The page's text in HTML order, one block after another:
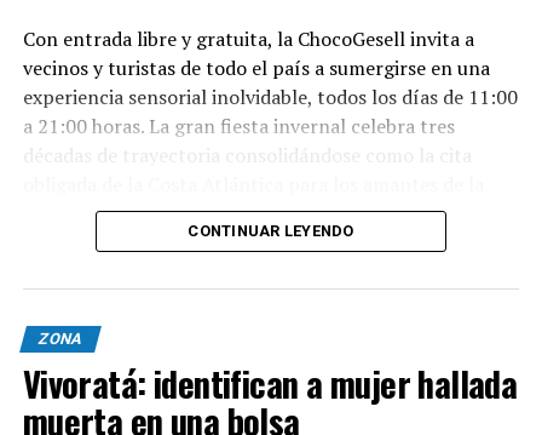
Con entrada libre y gratuita, la ChocoGesell invita a
vecinos y turistas de todo el país a sumergirse en una
experiencia sensorial inolvidable, todos los días de 11:00
a 21:00 horas. La gran fiesta invernal celebra tres
décadas de trayectoria consolidándose como la cita
buena repostería, el paisaje natural y la tradición
geselina.
Sabores, espectáculos y naturaleza en un solo lugar
Nacida en 1996, la fiesta reúne este año al talento de los
mejores expositores, maestros chocolateros y
reposteros de Villa Gesell y de todo el país. Los
asistentes podrán disfrutar de un abanico de propuestas
CONTINUAR LEYENDO
ZONA
Vivoratá: identifican a mujer hallada
muerta en una bolsa